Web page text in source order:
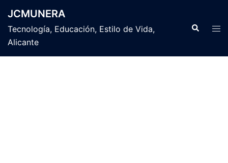
contenido
JCMUNERA
Tecnología, Educación, Estilo de Vida,
Alicante
Buscar